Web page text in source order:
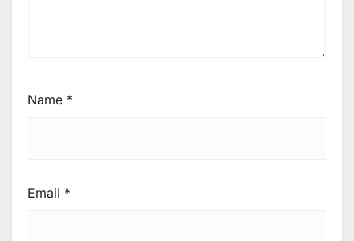
Name *
Email *